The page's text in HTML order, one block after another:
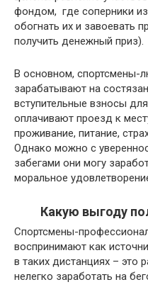
фондом, где соперники
обогнать их и завоевать
получить денежный приз).
В основном, спортсмены-
зарабатывают на
вступительные взносы
оплачивают проезд к
проживание, питание,
Однако можно с
забегами они могу
моральное
Какую выгоду
Спортсмены-
воспринимают как
в таких дистанциях –
нелегко заработать на